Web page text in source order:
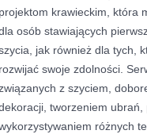
projektom krawieckim, która
osób stawiających
jak również dla tych,
rozwijać swoje zdolności.
z szyciem,
tworzeniem
różnych